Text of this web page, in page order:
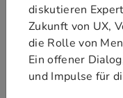
über Ihre
erhalten
Status in
wird
diskutieren
Zukunft von UX,
die Rolle von
Ein offener
und Impulse für